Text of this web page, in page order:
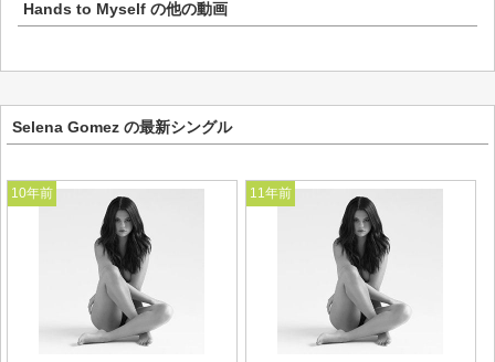
Hands to Myself の他の動画
Selena Gomez の最新シングル
10年前 11年前